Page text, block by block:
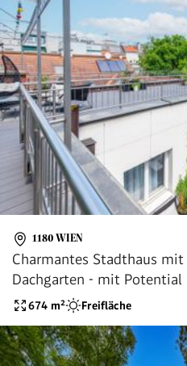
1180 WIEN
Charmantes Stadthaus
Dachgarten - mit Potential
674 m² Freifläche